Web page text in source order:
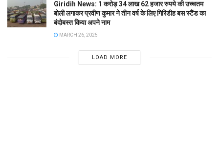
Giridih News: 1 करोड़ 34 लाख 62 हजार रुपये की उच्चतम
बोली लगाकर प्रवीण कुमार ने तीन वर्ष के लिए गिरिडीह बस स्टैंड का
बंदोबस्त किया अपने नाम
MARCH 26, 2025
LOAD MORE